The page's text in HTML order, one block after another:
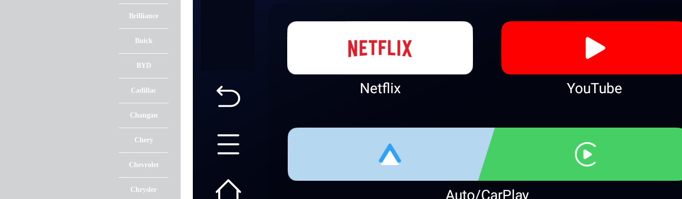
Brilliance
Buick
BYD
Cadillac
Changan
Chery
Chevrolet
Chrysler